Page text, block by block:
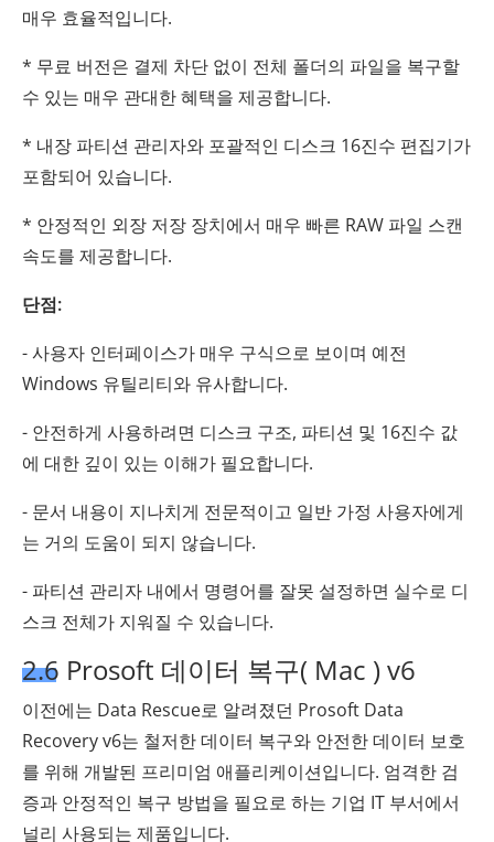
매우 효율적입니다.
* 무료 버전은 결제 차단 없이 전체 폴더의 파일을 복구할
수 있는 매우 관대한 혜택을 제공합니다.
* 내장 파티션 관리자와 포괄적인 디스크 16진수 편집기가
포함되어 있습니다.
* 안정적인 외장 저장 장치에서 매우 빠른 RAW 파일 스캔
속도를 제공합니다.
단점:
- 사용자 인터페이스가 매우 구식으로 보이며 예전
Windows 유틸리티와 유사합니다.
- 안전하게 사용하려면 디스크 구조, 파티션 및 16진수 값
에 대한 깊이 있는 이해가 필요합니다.
- 문서 내용이 지나치게 전문적이고 일반 가정 사용자에게
는 거의 도움이 되지 않습니다.
- 파티션 관리자 내에서 명령어를 잘못 설정하면 실수로 디
스크 전체가 지워질 수 있습니다.
2.6 Prosoft 데이터 복구( Mac ) v6
이전에는 Data Rescue로 알려졌던 Prosoft Data
Recovery v6는 철저한 데이터 복구와 안전한 데이터 보호
를 위해 개발된 프리미엄 애플리케이션입니다. 엄격한 검
증과 안정적인 복구 방법을 필요로 하는 기업 IT 부서에서
널리 사용되는 제품입니다.